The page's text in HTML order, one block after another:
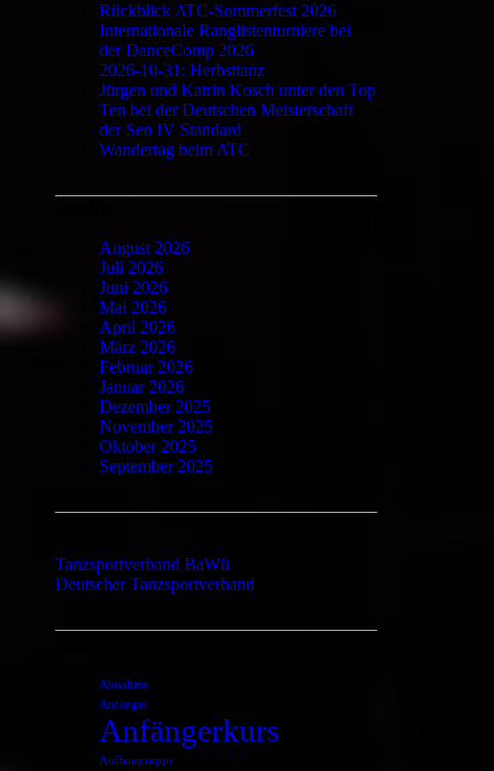
Rückblick ATC-Sommerfest 2026
Internationale Ranglistenturniere bei
der DanceComp 2026
2026-10-31: Herbsttanz
Jürgen und Katrin Kosch unter den Top
Ten bei der Deutschen Meisterschaft
der Sen IV Standard
Wandertag beim ATC
August 2026
Juli 2026
Juni 2026
Mai 2026
April 2026
März 2026
Februar 2026
Januar 2026
Dezember 2025
November 2025
Oktober 2025
September 2025
Tanzsportverband BaWü
Deutscher Tanzsportverband
Abnahme
Anfänger
Anfängerkurs
Aufbaugruppe